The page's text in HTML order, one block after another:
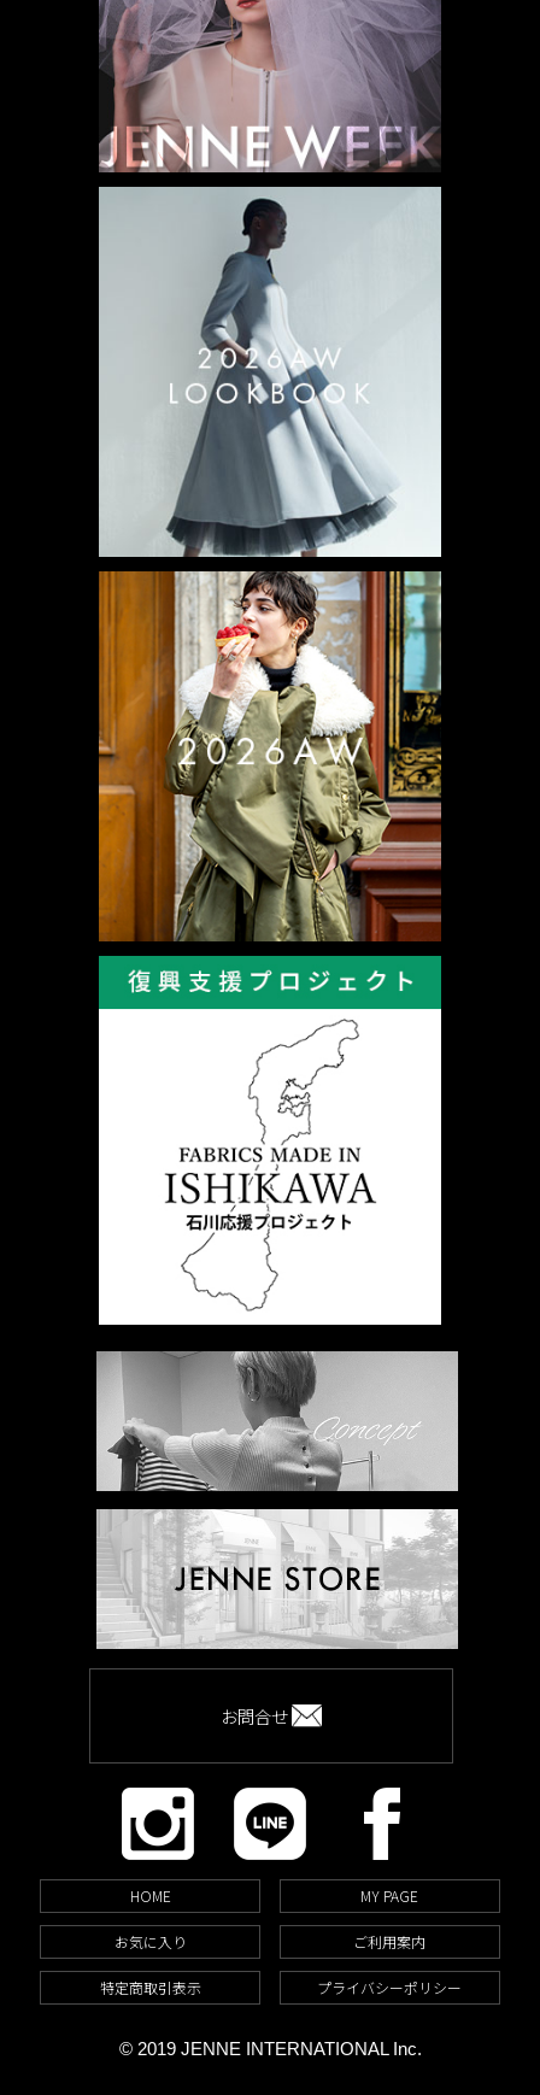
お問合せ
HOME MY PAGE
お気に入り ご利用案内
特定商取引表示 プライバシーポリシー
© 2019 JENNE INTERNATIONAL Inc.